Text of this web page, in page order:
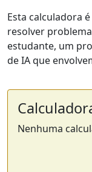
Esta calculadora
resolver
estudante, um
de IA que
Nenhuma